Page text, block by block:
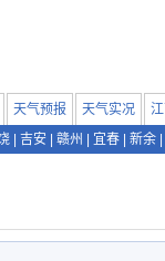
天气预报 天气实况
吉安 赣州 宜春 新余